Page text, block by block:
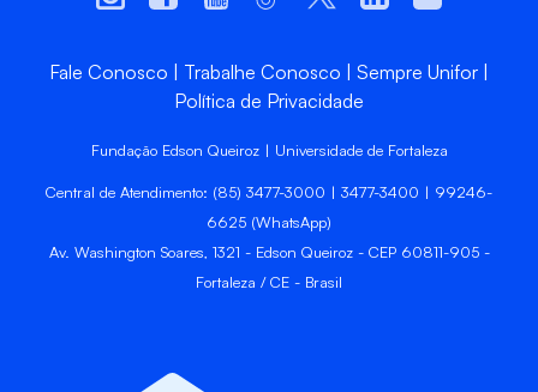
Fale Conosco Trabalhe Conosco
Sempre Unifor
Política de Privacidade
Fundação Edson Queiroz | Universidade de Fortaleza
Central de Atendimento: (85) 3477-3000 | 3477-3400 | 99246-
6625 (WhatsApp)
Av. Washington Soares, 1321 - Edson Queiroz - CEP 60811-905 -
Fortaleza / CE - Brasil